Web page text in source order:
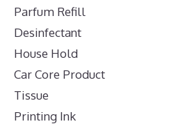
Parfum Refill
Desinfectant
House Hold
Car Core Product
Tissue
Printing Ink